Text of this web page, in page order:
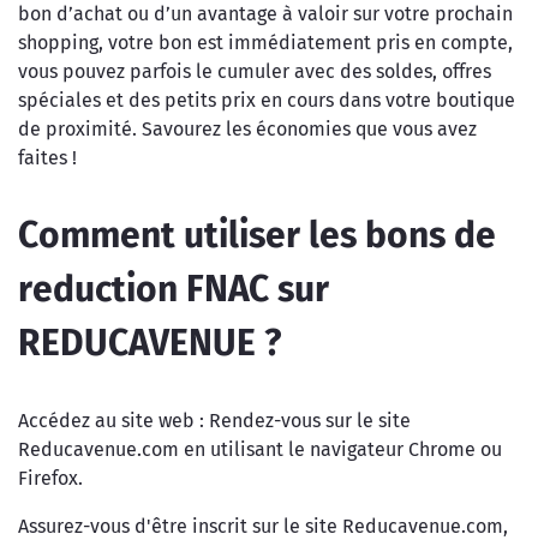
bon d’achat ou d’un avantage à valoir sur votre prochain
shopping, votre bon est immédiatement pris en compte,
vous pouvez parfois le cumuler avec des soldes, offres
spéciales et des petits prix en cours dans votre boutique
de proximité. Savourez les économies que vous avez
faites !
Comment utiliser les bons de
reduction FNAC sur
REDUCAVENUE ?
Accédez au site web : Rendez-vous sur le site
Reducavenue.com en utilisant le navigateur Chrome ou
Firefox.
Assurez-vous d'être inscrit sur le site Reducavenue.com,